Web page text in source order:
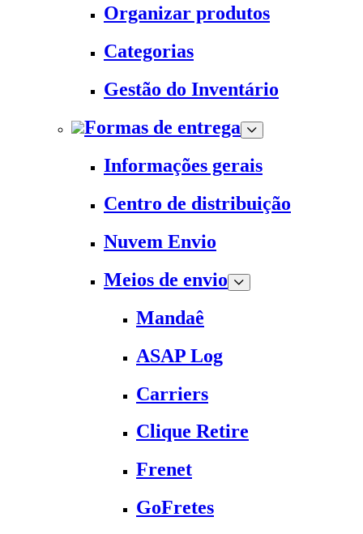
Organizar produtos
Categorias
Gestão do Inventário
Formas de entrega
Informações gerais
Centro de distribuição
Nuvem Envio
Meios de envio
Mandaê
ASAP Log
Carriers
Clique Retire
Frenet
GoFretes